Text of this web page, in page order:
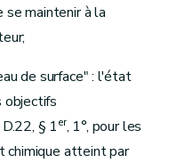
maintenir à la
de surface" : l'état
objectifs
§ 1er, 1°, pour les
chimique atteint par